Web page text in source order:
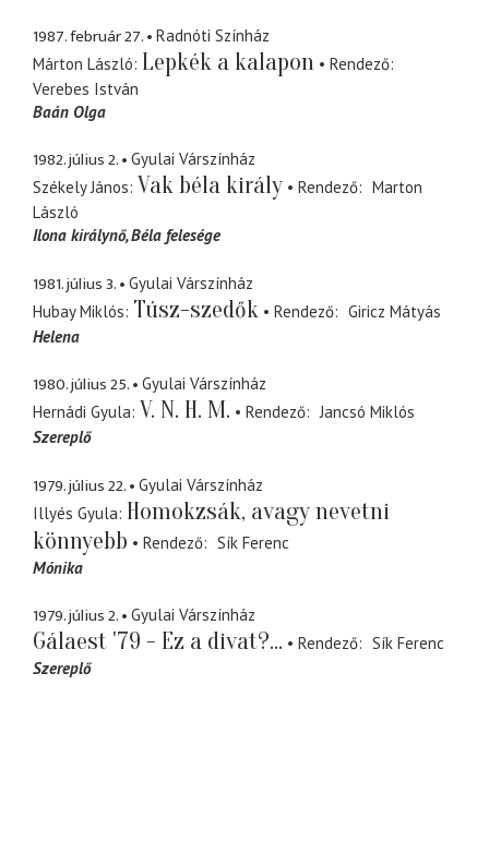
1987. február 27.
Radnóti Színház
Márton László Lepkék a kalapon
Rendező
Verebes István
Baán Olga
1982. július 2.
Gyulai Várszínház
Székely János Vak béla király Rendező
Marton
László
Ilona királynő Béla felesége
1981. július 3.
Gyulai Várszínház
Hubay Miklós Túsz-szedők Rendező
Giricz Mátyás
Helena
1980. július 25.
Gyulai Várszínház
Hernádi Gyula V. N. H. M. Rendező
Jancsó Miklós
Szereplő
1979. július 22.
Gyulai Várszínház
Illyés Gyula Homokzsák, avagy nevetni
könnyebb
Rendező
Sík Ferenc
Mónika
1979. július 2. Gyulai Várszínház
Gálaest '79 - Ez a divat?... Rendező
Sík Ferenc
Szereplő